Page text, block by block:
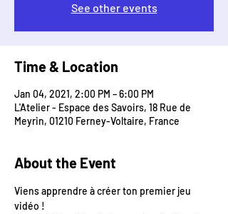
See other events
Time & Location
Jan 04, 2021, 2:00 PM – 6:00 PM
L'Atelier - Espace des Savoirs, 18 Rue de
Meyrin, 01210 Ferney-Voltaire, France
About the Event
Viens apprendre à créer ton premier jeu
vidéo !